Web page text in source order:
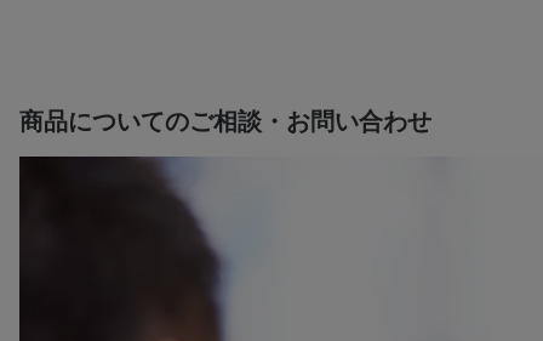
商品についてのご相談・お問い合わせ